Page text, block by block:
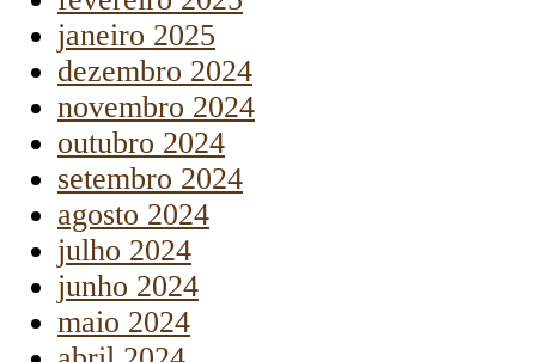
janeiro 2025
dezembro 2024
novembro 2024
outubro 2024
setembro 2024
agosto 2024
julho 2024
junho 2024
maio 2024